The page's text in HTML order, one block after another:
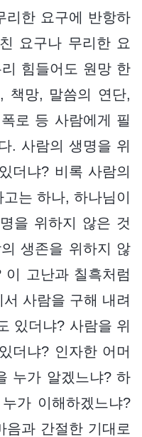
리한 요구에 반항하
요구나 무리한 요
힘들어도 원망 한
책망, 말씀의 연단,
로 등 사람에게 필
. 사람의 생명을 위
더냐? 비록 사람의
는 하나, 하나님이
을 위하지 않은 것
생존을 위하지 않
고난과 칠흑처럼
사람을 구해 내려
있더냐? 사람을 위
더냐? 인자한 어머
누가 알겠느냐? 하
가 이해하겠느냐?
과 간절한 기대로